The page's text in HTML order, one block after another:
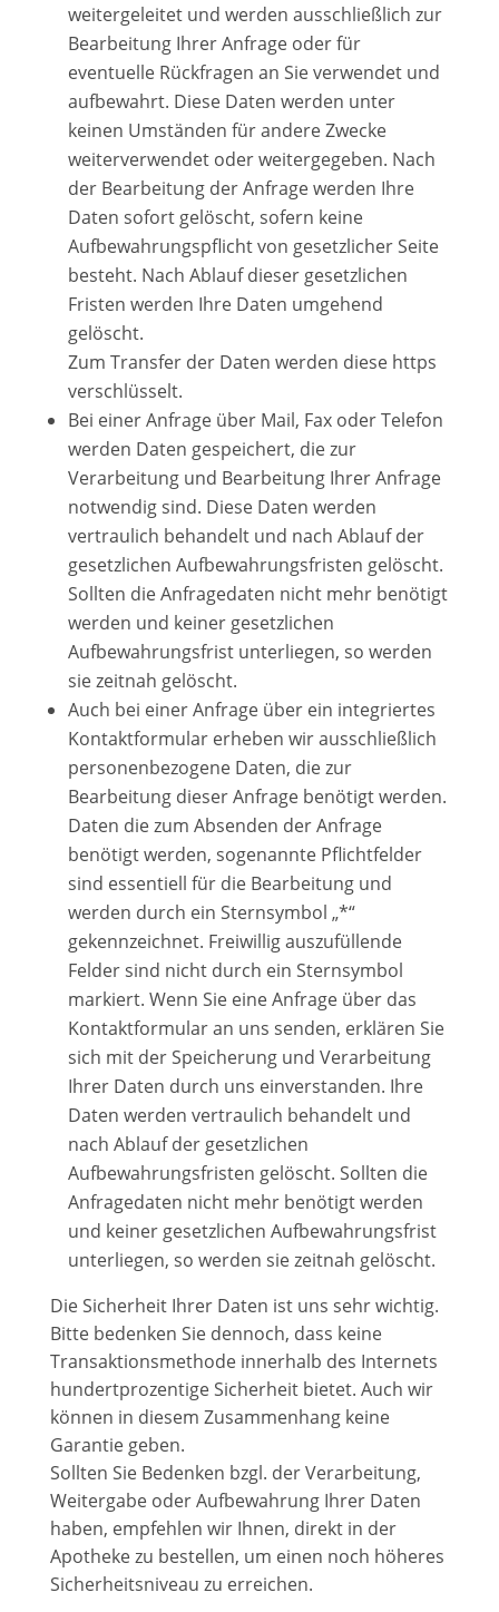
weitergeleitet und werden ausschließlich zur
Bearbeitung Ihrer Anfrage oder für
eventuelle Rückfragen an Sie verwendet und
aufbewahrt. Diese Daten werden unter
keinen Umständen für andere Zwecke
weiterverwendet oder weitergegeben. Nach
der Bearbeitung der Anfrage werden Ihre
Daten sofort gelöscht, sofern keine
Aufbewahrungspflicht von gesetzlicher Seite
besteht. Nach Ablauf dieser gesetzlichen
Fristen werden Ihre Daten umgehend
gelöscht.
Zum Transfer der Daten werden diese https
verschlüsselt.
Bei einer Anfrage über Mail, Fax oder Telefon
werden Daten gespeichert, die zur
Verarbeitung und Bearbeitung Ihrer Anfrage
notwendig sind. Diese Daten werden
vertraulich behandelt und nach Ablauf der
gesetzlichen Aufbewahrungsfristen gelöscht.
Sollten die Anfragedaten nicht mehr benötigt
werden und keiner gesetzlichen
Aufbewahrungsfrist unterliegen, so werden
sie zeitnah gelöscht.
Auch bei einer Anfrage über ein integriertes
Kontaktformular erheben wir ausschließlich
personenbezogene Daten, die zur
Bearbeitung dieser Anfrage benötigt werden.
Daten die zum Absenden der Anfrage
benötigt werden, sogenannte Pflichtfelder
sind essentiell für die Bearbeitung und
werden durch ein Sternsymbol „*“
gekennzeichnet. Freiwillig auszufüllende
Felder sind nicht durch ein Sternsymbol
markiert. Wenn Sie eine Anfrage über das
Kontaktformular an uns senden, erklären Sie
sich mit der Speicherung und Verarbeitung
Ihrer Daten durch uns einverstanden. Ihre
Daten werden vertraulich behandelt und
nach Ablauf der gesetzlichen
Aufbewahrungsfristen gelöscht. Sollten die
Anfragedaten nicht mehr benötigt werden
und keiner gesetzlichen Aufbewahrungsfrist
unterliegen, so werden sie zeitnah gelöscht.
Die Sicherheit Ihrer Daten ist uns sehr wichtig.
Bitte bedenken Sie dennoch, dass keine
Transaktionsmethode innerhalb des Internets
hundertprozentige Sicherheit bietet. Auch wir
können in diesem Zusammenhang keine
Garantie geben.
Sollten Sie Bedenken bzgl. der Verarbeitung,
Weitergabe oder Aufbewahrung Ihrer Daten
haben, empfehlen wir Ihnen, direkt in der
Apotheke zu bestellen, um einen noch höheres
Sicherheitsniveau zu erreichen.